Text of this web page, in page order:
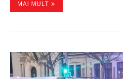
MAI MULT